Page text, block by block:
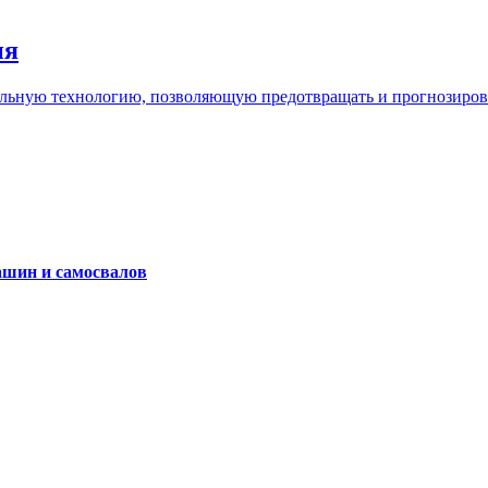
технологию, позволяющую предотвращать и
и самосвалов